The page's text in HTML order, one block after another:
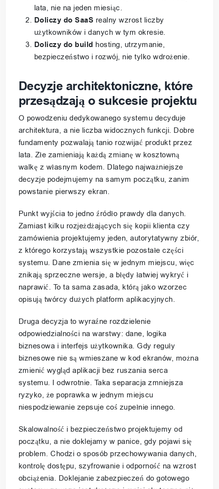
lata, nie na jeden miesiąc.
Doliczy do SaaS realny wzrost liczby
użytkowników i danych w tym okresie.
Doliczy do build hosting, utrzymanie,
bezpieczeństwo i rozwój, nie tylko wdrożenie.
Decyzje architektoniczne, które
przesądzają o sukcesie projektu
O powodzeniu dedykowanego systemu decyduje
architektura, a nie liczba widocznych funkcji. Dobre
fundamenty pozwalają tanio rozwijać produkt przez
lata. Złe zamieniają każdą zmianę w kosztowną
walkę z własnym kodem. Dlatego najważniejsze
decyzje podejmujemy na samym początku, zanim
powstanie pierwszy ekran.
Punkt wyjścia to jedno źródło prawdy dla danych.
Zamiast kilku rozjeżdżających się kopii klienta czy
zamówienia projektujemy jeden, autorytatywny zbiór,
z którego korzystają wszystkie pozostałe części
systemu. Dane zmienia się w jednym miejscu, więc
znikają sprzeczne wersje, a błędy łatwiej wykryć i
naprawić. To ta sama zasada, którą jako wzorzec
opisują twórcy dużych platform aplikacyjnych.
Druga decyzja to wyraźne rozdzielenie
odpowiedzialności na warstwy: dane, logika
biznesowa i interfejs użytkownika. Gdy reguły
biznesowe nie są wmieszane w kod ekranów, można
zmienić wygląd aplikacji bez ruszania serca
systemu. I odwrotnie. Taka separacja zmniejsza
ryzyko, że poprawka w jednym miejscu
niespodziewanie zepsuje coś zupełnie innego.
Skalowalność i bezpieczeństwo projektujemy od
początku, a nie doklejamy w panice, gdy pojawi się
problem. Chodzi o sposób przechowywania danych,
kontrolę dostępu, szyfrowanie i odporność na wzrost
obciążenia. Doklejanie zabezpieczeń do gotowego